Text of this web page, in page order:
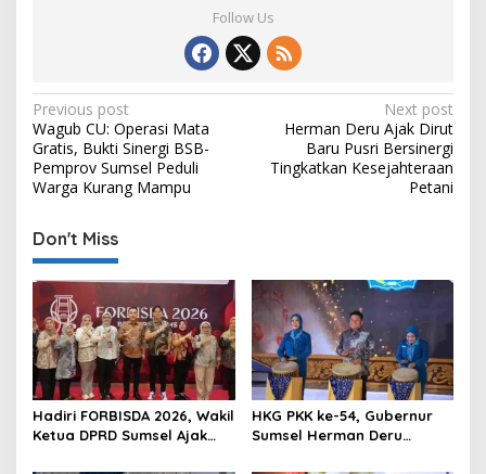
Follow Us
P
o
s
t
n
a
v
i
g
a
t
i
Previous post
Wagub CU: Operasi Mata
Gratis, Bukti Sinergi BSB-
Pemprov Sumsel Peduli
Warga Kurang Mampu
Next post
Herman Deru Ajak Dirut
Baru Pusri Bersinergi
Tingkatkan Kesejahteraan
Petani
Don't Miss
Hadiri FORBISDA 2026, Wakil
Ketua DPRD Sumsel Ajak
HKG PKK ke-54, Gubernur
Sumsel Herman Deru